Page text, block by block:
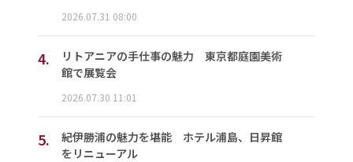
2026.07.31 08:00
4.
リトアニアの手仕事の魅力 東京都庭園美術
館で展覧会
2026.07.30 11:01
5.
紀伊勝浦の魅力を堪能 ホテル浦島、日昇館
をリニューアル